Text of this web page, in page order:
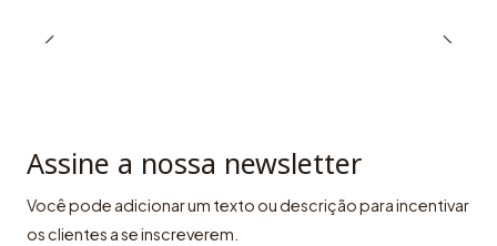
Assine a nossa newsletter
Você pode adicionar um texto ou descrição para incentivar
os clientes a se inscreverem.